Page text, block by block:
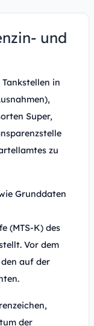
und
in
Super,
zu
Grunddaten
(MTS-K) des
Vor dem
auf der
der